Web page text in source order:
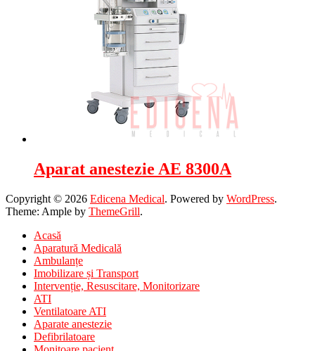
Aparat anestezie AE 8300A
Copyright © 2026 Edicena Medical. Powered by WordPress.
Theme: Ample by ThemeGrill.
Acasă
Aparatură Medicală
Ambulanțe
Imobilizare și Transport
Intervenție, Resuscitare, Monitorizare
ATI
Ventilatoare ATI
Aparate anestezie
Defibrilatoare